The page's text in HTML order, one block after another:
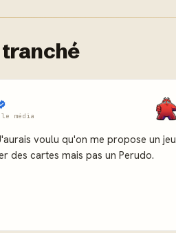
tranché
média
voulu qu'on me propose un jeu
des cartes mais pas un Perudo.